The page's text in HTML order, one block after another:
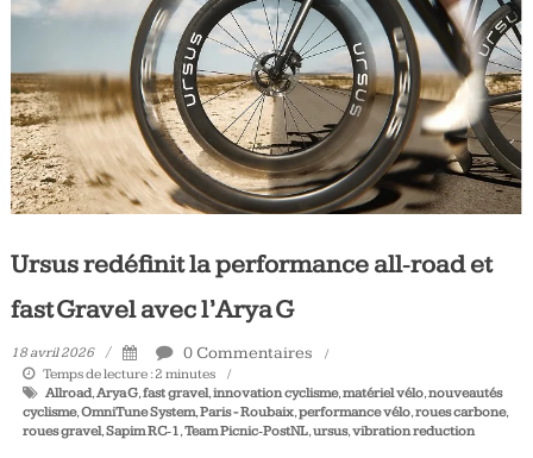
Tous
jours,
votre
actualité
vélo
et
triathlon
Ursus redéfinit la performance all‑road et
fast Gravel avec l’Arya G
18 avril 2026 0 Commentaires
Temps de lecture :2 minutes
Allroad,Arya G,fast gravel,innovation cyclisme,matériel vélo,nouveautés
cyclisme,OmniTune System,Paris - Roubaix,performance vélo,roues carbone,
roues gravel,Sapim RC‑1,Team Picnic‑PostNL,ursus,vibration reduction